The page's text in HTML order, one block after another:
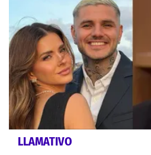
LLAMATIVO